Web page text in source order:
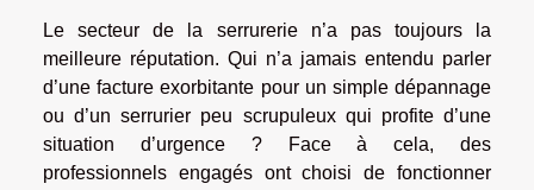
Le secteur de la serrurerie n’a pas toujours la
meilleure réputation. Qui n’a jamais entendu parler
d’une facture exorbitante pour un simple dépannage
ou d’un serrurier peu scrupuleux qui profite d’une
situation d’urgence ? Face à cela, des
professionnels engagés ont choisi de fonctionner